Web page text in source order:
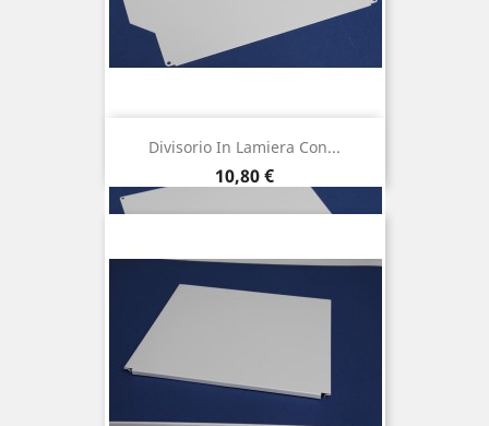
Divisorio In Lamiera Con...
Prezzo
10,80 €